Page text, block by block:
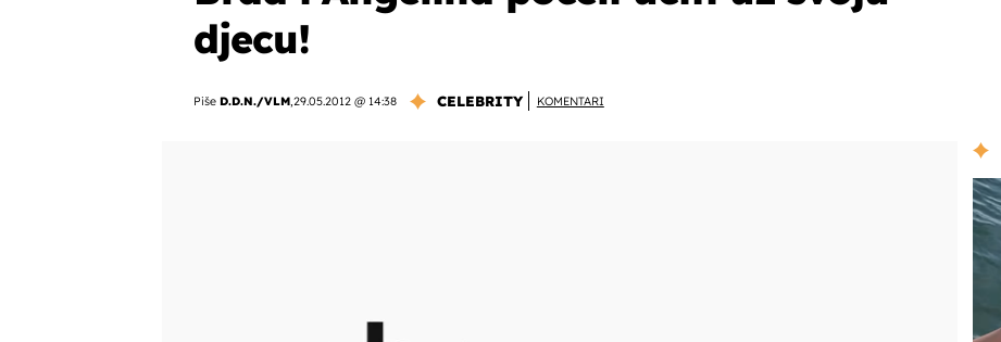
djecu!
Piše D.D.N./VLM,29.05.2012 @ 14:38 CELEBRITY KOMENTARI